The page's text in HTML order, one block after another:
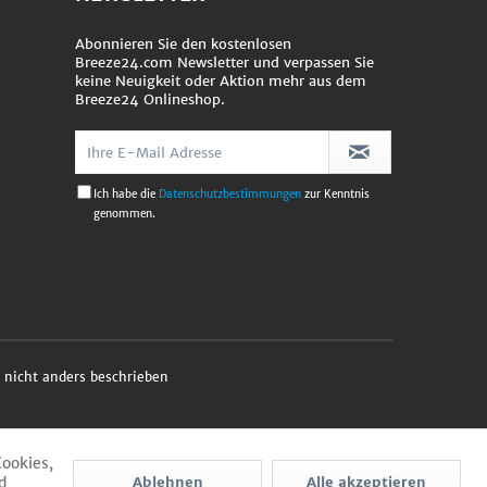
Abonnieren Sie den kostenlosen
Breeze24.com Newsletter und verpassen Sie
keine Neuigkeit oder Aktion mehr aus dem
Breeze24 Onlineshop.
Ich habe die Datenschutzbestimmungen zur Kenntnis
genommen.
anders beschrieben
Ablehnen Alle akzeptieren